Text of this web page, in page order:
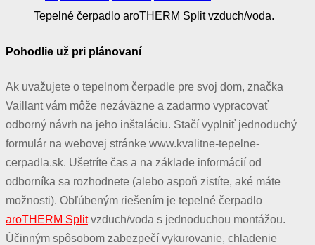
Tepelné čerpadlo aroTHERM Split vzduch/voda.
Pohodlie už pri plánovaní
Ak uvažujete o tepelnom čerpadle pre svoj dom, značka
Vaillant vám môže nezáväzne a zadarmo vypracovať
odborný návrh na jeho inštaláciu. Stačí vyplniť jednoduchý
formulár na webovej stránke www.kvalitne-tepelne-
cerpadla.sk. Ušetríte čas a na základe informácií od
odborníka sa rozhodnete (alebo aspoň zistíte, aké máte
možnosti). Obľúbeným riešením je tepelné čerpadlo
aroTHERM Splitvzduch/voda s jednoduchou montážou.
Účinným spôsobom zabezpečí vykurovanie, chladenie